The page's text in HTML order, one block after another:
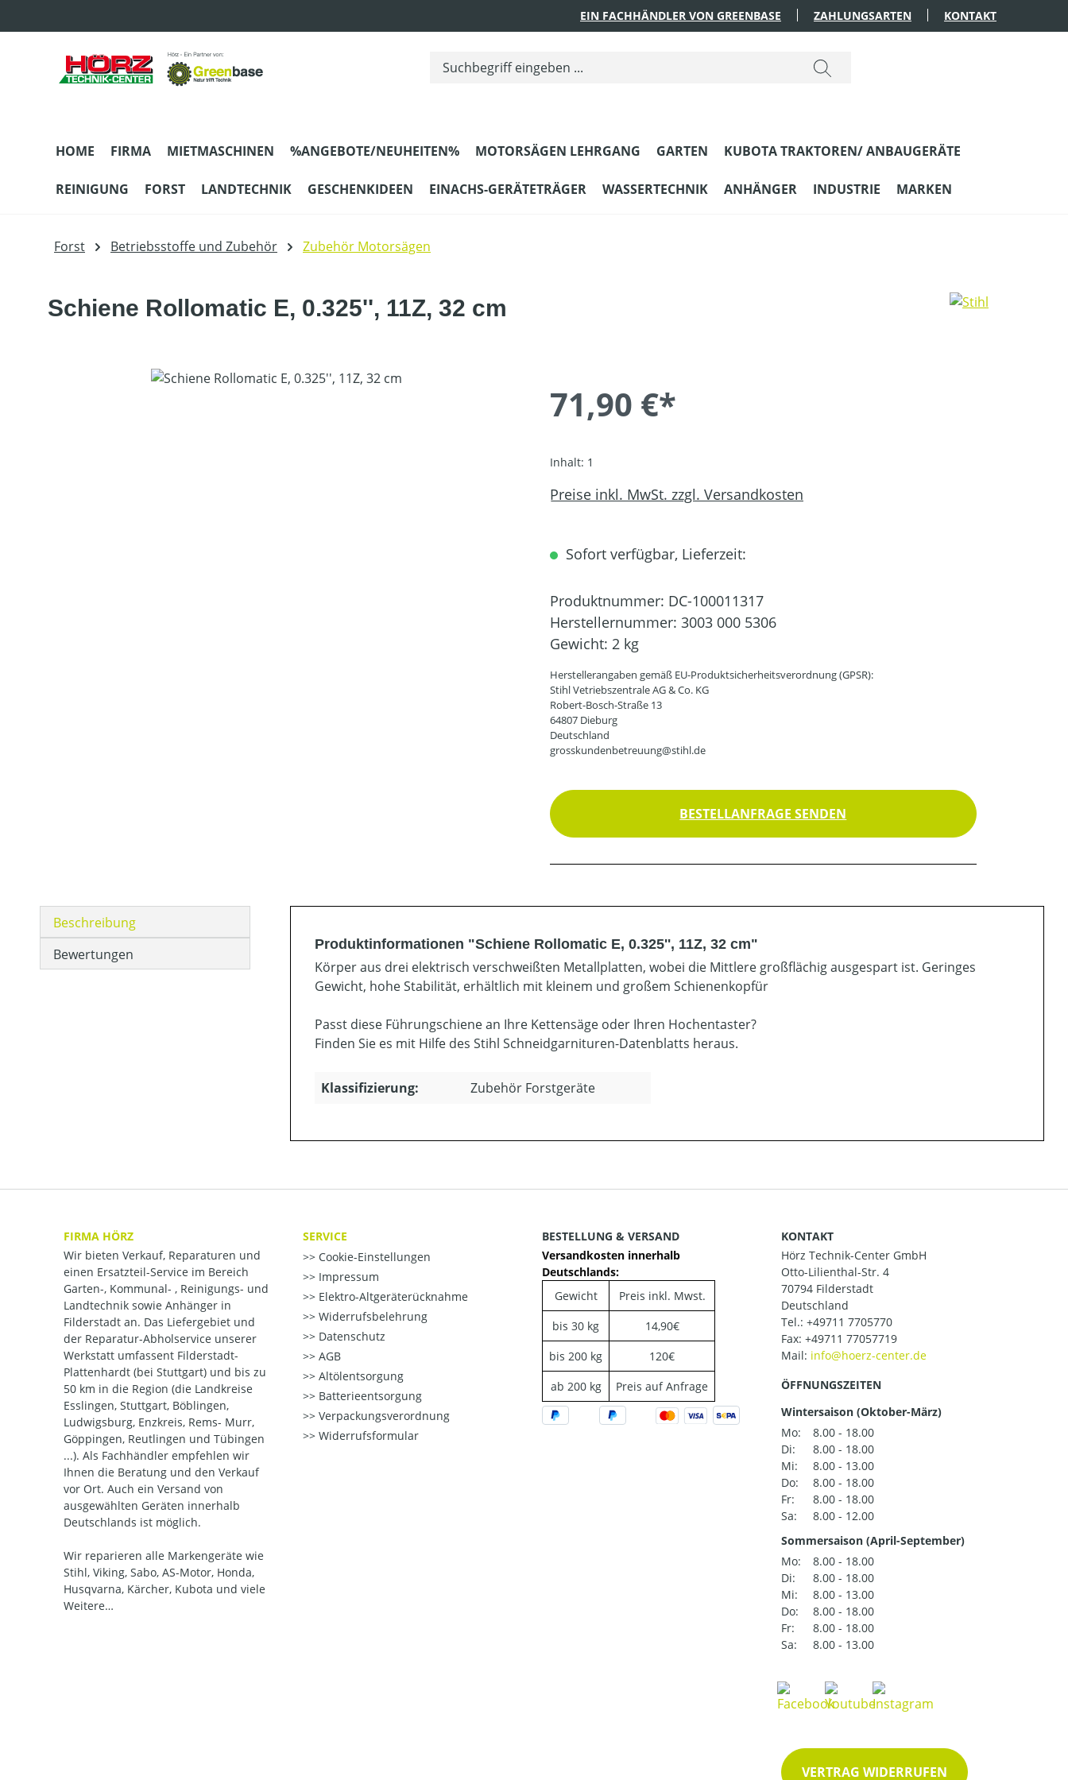
EIN FACHHÄNDLER VON GREENBASE ZAHLUNGSARTEN KONTAKT
HOME FIRMA MIETMASCHINEN %ANGEBOTE/NEUHEITEN% MOTORSÄGEN LEHRGANG GARTEN KUBOTA TRAKTOREN/ ANBAUGERÄTE
REINIGUNG FORST LANDTECHNIK GESCHENKIDEEN EINACHS-GERÄTETRÄGER WASSERTECHNIK ANHÄNGER INDUSTRIE MARKEN
Forst Betriebsstoffe und Zubehör Zubehör Motorsägen
Schiene Rollomatic E, 0.325'', 11Z, 32 cm
Bildergalerie überspringen
71,90 €*
Inhalt: 1
Preise inkl. MwSt. zzgl. Versandkosten
Sofort verfügbar, Lieferzeit:
Produktnummer: DC-100011317
Herstellernummer: 3003 000 5306
Gewicht: 2 kg
Herstellerangaben gemäß EU-Produktsicherheitsverordnung (GPSR):
Stihl Vetriebszentrale AG & Co. KG
Robert-Bosch-Straße 13
64807 Dieburg
Deutschland
grosskundenbetreuung@stihl.de
BESTELLANFRAGE SENDEN
Beschreibung
Bewertungen
Produktinformationen "Schiene Rollomatic E, 0.325'', 11Z, 32 cm"
Körper aus drei elektrisch verschweißten Metallplatten, wobei die Mittlere großflächig ausgespart ist. Geringes
Gewicht, hohe Stabilität, erhältlich mit kleinem und großem Schienenkopfür
Passt diese Führungschiene an Ihre Kettensäge oder Ihren Hochentaster?
Finden Sie es mit Hilfe des Stihl Schneidgarnituren-Datenblatts heraus.
Klassifizierung: Zubehör Forstgeräte
FIRMA HÖRZ
Wir bieten Verkauf, Reparaturen und
einen Ersatzteil-Service im Bereich
Garten-, Kommunal- , Reinigungs- und
Landtechnik sowie Anhänger in
Filderstadt an. Das Liefergebiet und
der Reparatur-Abholservice unserer
Werkstatt umfassent Filderstadt-
Plattenhardt (bei Stuttgart) und bis zu
50 km in die Region (die Landkreise
Esslingen, Stuttgart, Böblingen,
Ludwigsburg, Enzkreis, Rems- Murr,
Göppingen, Reutlingen und Tübingen
...). Als Fachhändler empfehlen wir
Ihnen die Beratung und den Verkauf
vor Ort. Auch ein Versand von
ausgewählten Geräten innerhalb
Deutschlands ist möglich.
Wir reparieren alle Markengeräte wie
Stihl, Viking, Sabo, AS-Motor, Honda,
Husqvarna, Kärcher, Kubota und viele
Weitere…
SERVICE
Cookie-Einstellungen
Impressum
Elektro-Altgeräterücknahme
Widerrufsbelehrung
Datenschutz
AGB
Altölentsorgung
Batterieentsorgung
Verpackungsverordnung
Widerrufsformular
BESTELLUNG & VERSAND
Versandkosten innerhalb
Deutschlands:
Gewicht
Preis inkl. Mwst.
bis 30 kg
14,90€
bis 200 kg
120€
ab 200 kg
Preis auf Anfrage
KONTAKT
Hörz Technik-Center GmbH
Otto-Lilienthal-Str. 4
70794 Filderstadt
Deutschland
Tel.: +49711 7705770
Fax: +49711 77057719
Mail:
ÖFFNUNGSZEITEN
Wintersaison (Oktober-März)
Mo:
8.00 - 18.00
Di:
8.00 - 18.00
Mi:
8.00 - 13.00
Do:
8.00 - 18.00
Fr:
8.00 - 18.00
Sa:
8.00 - 12.00
Sommersaison (April-September)
Mo:
8.00 - 18.00
Di:
8.00 - 18.00
Mi:
8.00 - 13.00
Do:
8.00 - 18.00
Fr:
8.00 - 18.00
Sa:
8.00 - 13.00
VERTRAG WIDERRUFEN